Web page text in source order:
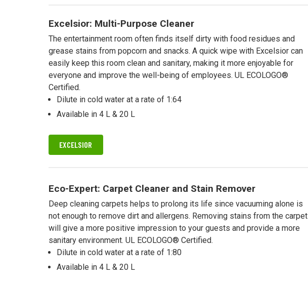
Excelsior: Multi-Purpose Cleaner
The entertainment room often finds itself dirty with food residues and
grease stains from popcorn and snacks. A quick wipe with Excelsior can
easily keep this room clean and sanitary, making it more enjoyable for
everyone and improve the well-being of employees. UL ECOLOGO®
Certified.
Dilute in cold water at a rate of 1:64
Available in 4 L & 20 L
EXCELSIOR
Eco-Expert: Carpet Cleaner and Stain Remover
Deep cleaning carpets helps to prolong its life since vacuuming alone is
not enough to remove dirt and allergens. Removing stains from the carpet
will give a more positive impression to your guests and provide a more
sanitary environment. UL ECOLOGO® Certified.
Dilute in cold water at a rate of 1:80
Available in 4 L & 20 L